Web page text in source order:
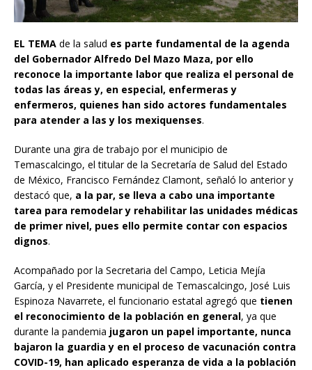
EL TEMA de la salud es parte fundamental de la agenda
del Gobernador Alfredo Del Mazo Maza, por ello
reconoce la importante labor que realiza el personal de
todas las áreas y, en especial, enfermeras y
enfermeros, quienes han sido actores fundamentales
para atender a las y los mexiquenses.
Durante una gira de trabajo por el municipio de
Temascalcingo, el titular de la Secretaría de Salud del Estado
de México, Francisco Fernández Clamont, señaló lo anterior y
destacó que, a la par, se lleva a cabo una importante
tarea para remodelar y rehabilitar las unidades médicas
de primer nivel, pues ello permite contar con espacios
dignos.
Acompañado por la Secretaria del Campo, Leticia Mejía
García, y el Presidente municipal de Temascalcingo, José Luis
Espinoza Navarrete, el funcionario estatal agregó que tienen
el reconocimiento de la población en general, ya que
durante la pandemia jugaron un papel importante, nunca
bajaron la guardia y en el proceso de vacunación contra
COVID-19, han aplicado esperanza de vida a la población